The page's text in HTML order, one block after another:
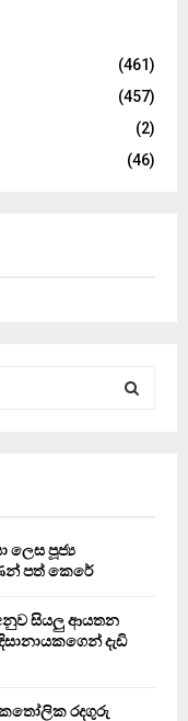
(461)
(457)
(2)
(46)
H
ලෙස පූජ්‍ය
පත් කෙරේ
අනුව සියලු ආයතන
දැඩි
කතෝලික රදගුරු